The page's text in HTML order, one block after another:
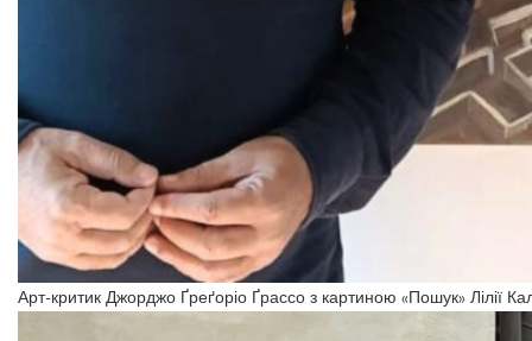
Арт-критик Джорджо Ґреґоріо Ґрассо з картиною «Пошук» Лілії